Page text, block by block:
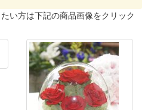
い方は下記の商品画像をクリック